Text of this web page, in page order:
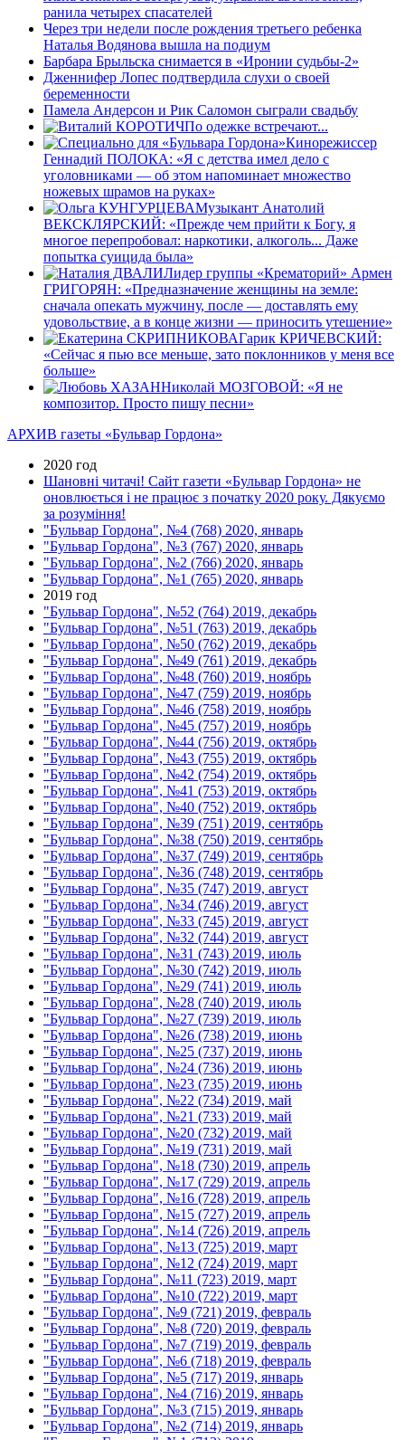
ранила четырех спасателей
Через три недели после рождения третьего ребенка
Наталья Водянова вышла на подиум
Барбара Брыльска снимается в «Иронии судьбы-2»
Дженнифер Лопес подтвердила слухи о своей
беременности
Памела Андерсон и Рик Саломон сыграли свадьбу
По одежке встречают...
Кинорежиссер
Геннадий ПОЛОКА: «Я с детства имел дело с
уголовниками — об этом напоминает множество
ножевых шрамов на руках»
Музыкант Анатолий
ВЕКСКЛЯРСКИЙ: «Прежде чем прийти к Богу, я
многое перепробовал: наркотики, алкоголь... Даже
попытка суицидa была»
Лидер группы «Крематорий» Армен
ГРИГОРЯН: «Предназначение женщины на земле:
сначала опекать мужчину, после — доставлять ему
удовольствие, а в конце жизни — приносить утешение»
Гарик КРИЧЕВСКИЙ:
«Сейчас я пью все меньше, зато поклонников у меня все
больше»
Николай МОЗГОВОЙ: «Я не
композитор. Просто пишу песни»
АРХИВ газеты «Бульвар Гордона»
2020 год
Шановні читачі! Сайт газети «Бульвар Гордона» не
оновлюється і не працює з початку 2020 року. Дякуємо
за розуміння!
"Бульвар Гордона", №4 (768) 2020, январь
"Бульвар Гордона", №3 (767) 2020, январь
"Бульвар Гордона", №2 (766) 2020, январь
"Бульвар Гордона", №1 (765) 2020, январь
2019 год
"Бульвар Гордона", №52 (764) 2019, декабрь
"Бульвар Гордона", №51 (763) 2019, декабрь
"Бульвар Гордона", №50 (762) 2019, декабрь
"Бульвар Гордона", №49 (761) 2019, декабрь
"Бульвар Гордона", №48 (760) 2019, ноябрь
"Бульвар Гордона", №47 (759) 2019, ноябрь
"Бульвар Гордона", №46 (758) 2019, ноябрь
"Бульвар Гордона", №45 (757) 2019, ноябрь
"Бульвар Гордона", №44 (756) 2019, октябрь
"Бульвар Гордона", №43 (755) 2019, октябрь
"Бульвар Гордона", №42 (754) 2019, октябрь
"Бульвар Гордона", №41 (753) 2019, октябрь
"Бульвар Гордона", №40 (752) 2019, октябрь
"Бульвар Гордона", №39 (751) 2019, сентябрь
"Бульвар Гордона", №38 (750) 2019, сентябрь
"Бульвар Гордона", №37 (749) 2019, сентябрь
"Бульвар Гордона", №36 (748) 2019, сентябрь
"Бульвар Гордона", №35 (747) 2019, август
"Бульвар Гордона", №34 (746) 2019, август
"Бульвар Гордона", №33 (745) 2019, август
"Бульвар Гордона", №32 (744) 2019, август
"Бульвар Гордона", №31 (743) 2019, июль
"Бульвар Гордона", №30 (742) 2019, июль
"Бульвар Гордона", №29 (741) 2019, июль
"Бульвар Гордона", №28 (740) 2019, июль
"Бульвар Гордона", №27 (739) 2019, июль
"Бульвар Гордона", №26 (738) 2019, июнь
"Бульвар Гордона", №25 (737) 2019, июнь
"Бульвар Гордона", №24 (736) 2019, июнь
"Бульвар Гордона", №23 (735) 2019, июнь
"Бульвар Гордона", №22 (734) 2019, май
"Бульвар Гордона", №21 (733) 2019, май
"Бульвар Гордона", №20 (732) 2019, май
"Бульвар Гордона", №19 (731) 2019, май
"Бульвар Гордона", №18 (730) 2019, апрель
"Бульвар Гордона", №17 (729) 2019, апрель
"Бульвар Гордона", №16 (728) 2019, апрель
"Бульвар Гордона", №15 (727) 2019, апрель
"Бульвар Гордона", №14 (726) 2019, апрель
"Бульвар Гордона", №13 (725) 2019, март
"Бульвар Гордона", №12 (724) 2019, март
"Бульвар Гордона", №11 (723) 2019, март
"Бульвар Гордона", №10 (722) 2019, март
"Бульвар Гордона", №9 (721) 2019, февраль
"Бульвар Гордона", №8 (720) 2019, февраль
"Бульвар Гордона", №7 (719) 2019, февраль
"Бульвар Гордона", №6 (718) 2019, февраль
"Бульвар Гордона", №5 (717) 2019, январь
"Бульвар Гордона", №4 (716) 2019, январь
"Бульвар Гордона", №3 (715) 2019, январь
"Бульвар Гордона", №2 (714) 2019, январь